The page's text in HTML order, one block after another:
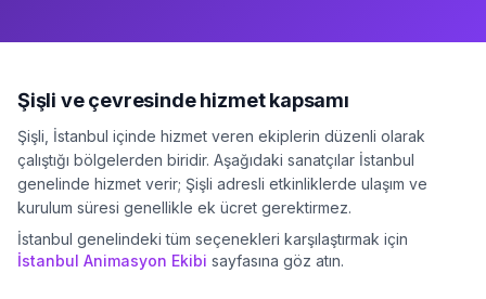
Şişli ve çevresinde hizmet kapsamı
Şişli İstanbul içinde hizmet veren ekiplerin düzenli olarak
çalıştığı bölgelerden biridir. Aşağıdaki sanatçılar İstanbul
genelinde hizmet verir; Şişli adresli etkinliklerde ulaşım ve
kurulum süresi genellikle ek ücret gerektirmez.
İstanbul genelindeki tüm seçenekleri karşılaştırmak için
İstanbul Animasyon Ekibi sayfasına göz atın.